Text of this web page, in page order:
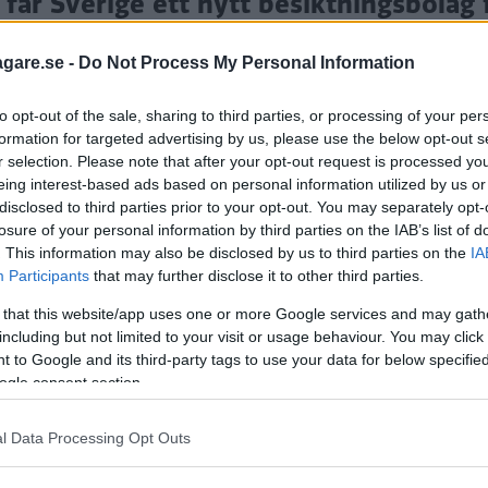
- Do Not Process My Personal Information
opt-out of the sale, sharing to third parties, or processing of your
for targeted advertising by us, please use the below opt-out
selection. Please note that after your opt-out request is processed
interest-based ads based on personal information utilized by us
to third parties prior to your opt-out. You may separately
of your personal information by third parties on the IAB’s list of
This information may also be disclosed by us to third parties on the
Participants that may further disclose it to other third parties.
that this website/app uses one or more Google services and may
but not limited to your visit or usage behaviour. You may
to Google and its third-party tags to use your data for below
consent section.
Data Processing Opt Outs
göra betydligt mer än vanliga
för personbilar på över tio år. Men nu är det
Viking finns vid starten på fem platser: Danderyd
Uppsala.